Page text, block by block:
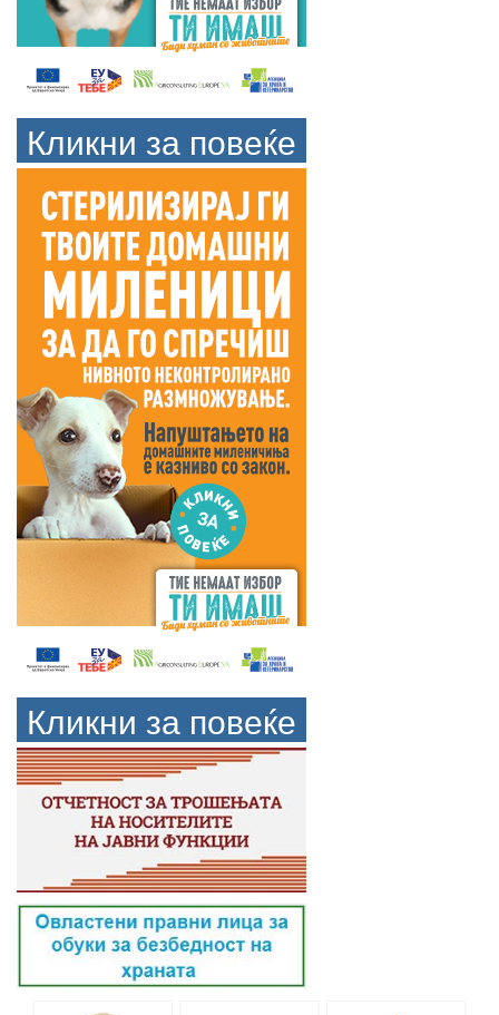
Кликни за повеќе
Кликни за повеќе